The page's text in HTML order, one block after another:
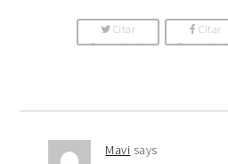
Citar
Comentario
Citar
Mavi says